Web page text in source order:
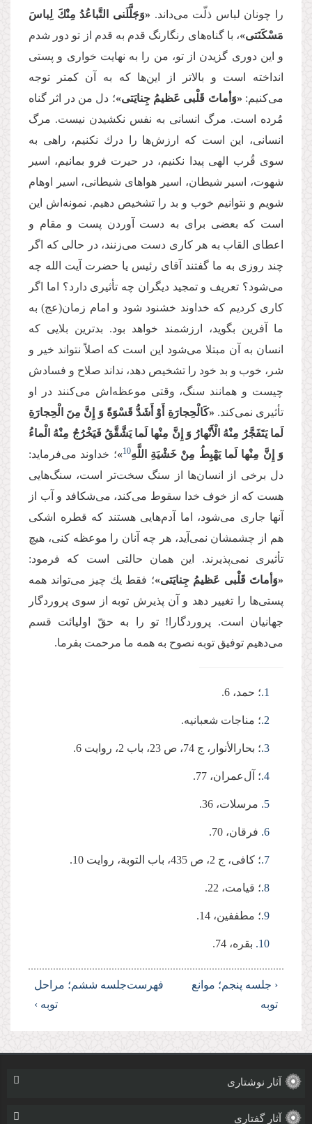
را چونان لباس ذلّت می‌‌داند. «وَجَلَّلَنی التَّباعُدُ مِنْكَ لِباسَ
مَسْكَنَتی»، با گناه‌‌های رنگارنگ قدم به قدم از تو دور شدم
و این دوری گزیدن از تو، من را به نهایت خواری و پستی
انداخته است و بالاتر از این‌‌ها كه به آن كمتر توجه
می‌‌كنیم: «وَأماتَ قَلْبی عَظیمُ جِنایَتی»؛ دل من در اثر گناه
مُرده است. مرگ انسانی به نفس نكشیدن نیست. مرگ
انسانی، این است كه ارزش‌‌ها را درك نكنیم، راهی به
سوی قُرب الهی پیدا نكنیم، در حیرت فرو بمانیم، اسیر
شهوت، اسیر شیطان، اسیر هواهای شیطانی، اسیر اوهام
شویم و نتوانیم خوب و بد را تشخیص دهیم. نمونه‌‌اش این
است كه بعضی برای به دست آوردن پست و مقام و
اعطای القاب به هر كاری دست می‌‌زنند، در حالی كه اگر
چند روزی به ما گفتند آقای رئیس یا حضرت آیت الله چه
می‌‌شود؟ تعریف و تمجید دیگران چه تأثیری دارد؟ اما اگر
كاری كردیم كه خداوند خشنود شود و امام زمان(عج) به
ما آفرین بگوید، ارزشمند خواهد بود. بدترین بلایی كه
انسان به آن مبتلا می‌‌شود این است كه اصلاً نتواند خیر و
شر، خوب و بد خود را تشخیص دهد، نداند صلاح و فسادش
چیست و همانند سنگ، وقتی موعظه‌‌اش می‌‌كنند در او
تأثیری نمی‌‌كند. «كَالْحِجارَةِ أَوْ أَشَدُّ قَسْوَةً وَ إِنَّ مِنَ الْحِجارَةِ
لَما یَتَفَجَّرُ مِنْهُ الْأَنْهارُ وَ إِنَّ مِنْها لَما یَشَّقَّقُ فَیَخْرُجُ مِنْهُ الْماءُ
وَ إِنَّ مِنْها لَما یَهْبِطُ مِنْ خَشْیَةِ اللَّهِ10
»؛ خداوند می‌‌فرماید:
دل برخی از انسان‌‌ها از سنگ سخت‌‌تر است، سنگ‌‌هایی
هست كه از خوف خدا سقوط می‌‌كند، می‌‌شكافد و آب از
آنها جاری می‌‌شود، اما آدم‌‌هایی هستند كه قطره اشكی
هم از چشمشان نمی‌‌آید، هر چه آنان را موعظه كنی، هیچ
تأثیری نمی‌‌پذیرند. این همان حالتی است كه فرمود:
«وَأماتَ قَلْبی عَظیمُ جِنایَتی»؛ فقط یك چیز می‌‌تواند همه
پستی‌‌ها را تغییر دهد و آن پذیرش توبه از سوی پروردگار
جهانیان است. پروردگارا! تو را به حقّ اولیائت قسم
می‌‌دهیم توفیق توبه نصوح به همه ما مرحمت بفرما.
1. ؛ حمد، 6.
2. ؛ مناجات شعبانیه.
3. ؛ بحارالأنوار، ج 74، ص 23، باب 2، روایت 6.
4. ؛ آل‌‌عمران، 77.
5. مرسلات، 36.
6. فرقان، 70.
7. ؛ كافی، ج 2، ص 435، باب التوبة، روایت 10.
8. ؛ قیامت، 22.
9. ؛ مطففین، 14.
10. بقره، 74.
‹ جلسه پنجم؛ موانع
توبه
فهرستجلسه ششم؛ مراحل
توبه ›
آثار نوشتاری
آثار گفتاری